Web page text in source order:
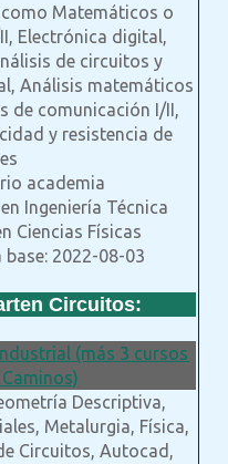
Matemáticos o
Electrónica digital,
de circuitos y
Análisis matemáticos
de comunicación I/II,
y resistencia de
academia
Ingeniería Técnica
Ciencias Físicas
base: 2022-08-03
Circuitos:
(más 3 cursos
Descriptiva,
Metalurgia, Física,
Circuitos, Autocad,